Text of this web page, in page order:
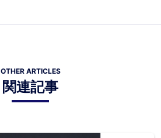
OTHER ARTICLES
関連記事